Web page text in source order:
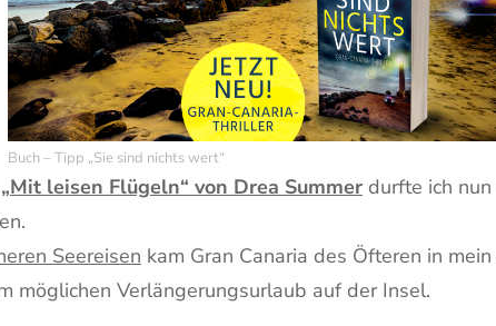
Buch – Tipp „Sie sind nichts wert“
„Mit leisen Flügeln“ von Drea Summer durfte ich
Seereisen kam Gran Canaria des Öfteren in
möglichen Verlängerungsurlaub auf der Insel.